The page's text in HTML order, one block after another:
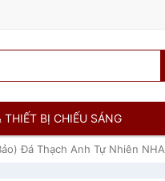
THIẾT BỊ CHIẾU SÁNG
Đá Thạch Anh Tự Nhiên